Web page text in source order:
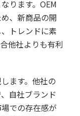
ります。OEM
、新商品の開
トレンドに素
他社よりも有利
ます。他社の
自社ブランド
での存在感が